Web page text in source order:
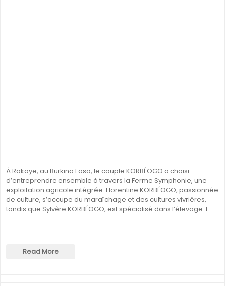
À Rakaye, au Burkina Faso, le couple KORBÉOGO a choisi
d’entreprendre ensemble à travers la Ferme Symphonie, une
exploitation agricole intégrée. Florentine KORBÉOGO, passionnée
de culture, s’occupe du maraîchage et des cultures vivrières,
tandis que Sylvère KORBÉOGO, est spécialisé dans l’élevage. E
Read More